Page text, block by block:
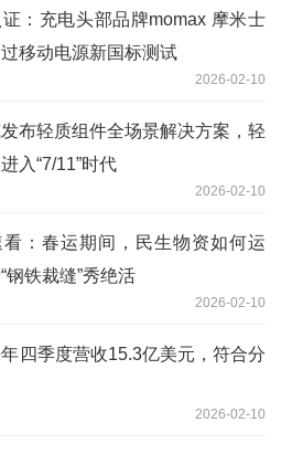
：充电头部品牌momax 摩米士
移动电源新国标测试
2026-02-10
布轻质组件全场景解决方案，轻
入“7/11”时代
2026-02-10
：春运期间，民生物资如何运
钢铁裁缝”秀绝活
2026-02-10
四季度营收15.3亿美元，符合分
2026-02-10